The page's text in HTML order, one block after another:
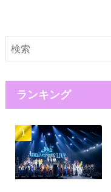
ランキング